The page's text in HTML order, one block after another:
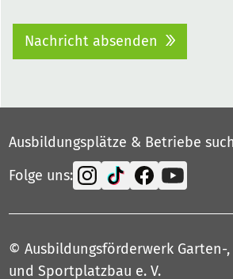
Nachricht absenden
Ausbildungsplätze & Betriebe
Folge uns:
© Ausbildungsförderwerk Garten-
und Sportplatzbau e. V.